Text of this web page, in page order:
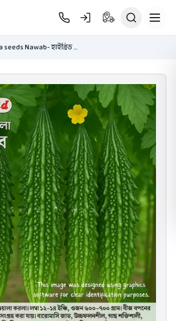
Hybrid Karla seeds Nawab- হাইব্রিড করলা, নবাব